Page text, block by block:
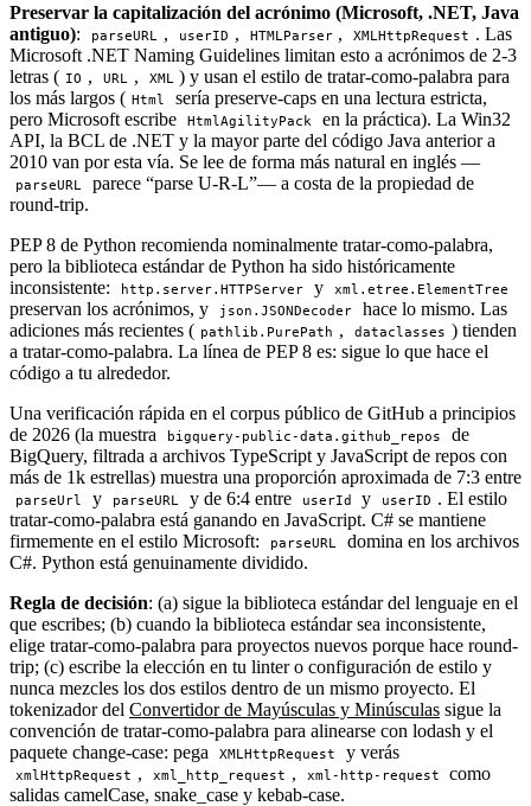
Preservar la capitalización del acrónimo (Microsoft, .NET, Java
antiguo): parseURL , userID , HTMLParser , XMLHttpRequest . Las
Microsoft .NET Naming Guidelines limitan esto a acrónimos de 2-3
letras ( IO , URL , XML ) y usan el estilo de tratar-como-palabra para
los más largos ( Html
sería preserve-caps en una lectura estricta,
pero Microsoft escribe
HtmlAgilityPack
en la práctica). La Win32
API, la BCL de .NET y la mayor parte del código Java anterior a
2010 van por esta vía. Se lee de forma más natural en inglés —
parseURL
parece “parse U-R-L”— a costa de la propiedad de
round-trip.
PEP 8 de Python recomienda nominalmente tratar-como-palabra,
pero la biblioteca estándar de Python ha sido históricamente
inconsistente:
http.server.HTTPServer y xml.etree.ElementTree
preservan los acrónimos, y json.JSONDecoder
hace lo mismo. Las
adiciones más recientes ( pathlib.PurePath , dataclasses ) tienden
a tratar-como-palabra. La línea de PEP 8 es: sigue lo que hace el
código a tu alrededor.
Una verificación rápida en el corpus público de GitHub a principios
de 2026 (la muestra
bigquery-public-data.github_repos
de
BigQuery, filtrada a archivos TypeScript y JavaScript de repos con
más de 1k estrellas) muestra una proporción aproximada de 7:3 entre
parseUrl y parseURL y de 6:4 entre userId y userID . El estilo
tratar-como-palabra está ganando en JavaScript. C# se mantiene
firmemente en el estilo Microsoft:
parseURL
domina en los archivos
C#. Python está genuinamente dividido.
Regla de decisión: (a) sigue la biblioteca estándar del lenguaje en el
que escribes; (b) cuando la biblioteca estándar sea inconsistente,
elige tratar-como-palabra para proyectos nuevos porque hace round-
trip; (c) escribe la elección en tu linter o configuración de estilo y
nunca mezcles los dos estilos dentro de un mismo proyecto. El
tokenizador del Convertidor de Mayúsculas y Minúsculas sigue la
convención de tratar-como-palabra para alinearse con lodash y el
paquete change-case: pega
XMLHttpRequest y verás
xmlHttpRequest , xml_http_request , xml-http-request
como
salidas camelCase, snake_case y kebab-case.